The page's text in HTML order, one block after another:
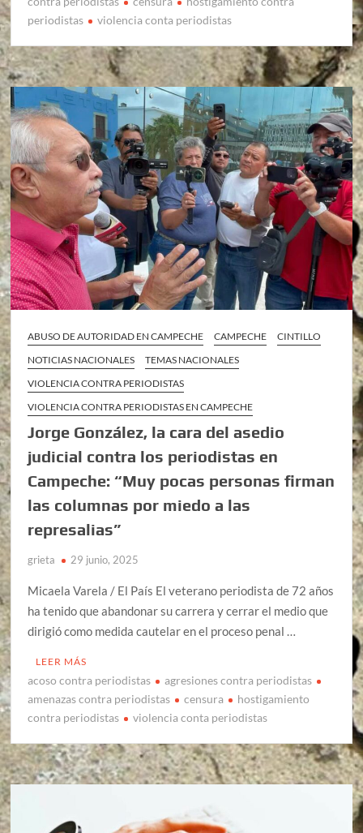
periodistas
violencia conta periodistas
ABUSO DE AUTORIDAD EN CAMPECHE CAMPECHE
CINTILLO
NOTICIAS NACIONALES
TEMAS NACIONALES
VIOLENCIA CONTRA PERIODISTAS
VIOLENCIA CONTRA PERIODISTAS EN CAMPECHE
Jorge González, la cara del asedio
judicial contra los periodistas en
Campeche: “Muy pocas personas firman
las columnas por miedo a las
represalias”
grieta 29 junio, 2025
Micaela Varela / El País El veterano periodista de 72 años
ha tenido que abandonar su carrera y cerrar el medio que
dirigió como medida cautelar en el proceso penal …
LEER MÁS
acoso contra periodistas
agresiones contra periodistas
amenazas contra periodistas
censura
hostigamiento
contra periodistas
violencia conta periodistas